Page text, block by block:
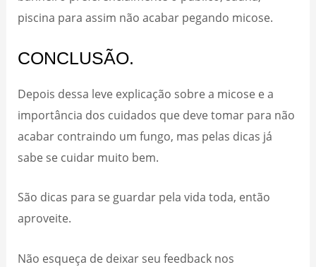
piscina para assim não acabar pegando micose.
CONCLUSÃO.
Depois dessa leve explicação sobre a micose e a
importância dos cuidados que deve tomar para não
acabar contraindo um fungo, mas pelas dicas já
sabe se cuidar muito bem.
São dicas para se guardar pela vida toda, então
aproveite.
Não esqueça de deixar seu feedback nos